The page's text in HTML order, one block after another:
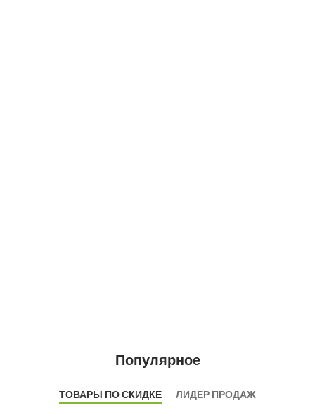
Популярное
ТОВАРЫ ПО СКИДКЕ ЛИДЕР ПРОДАЖ